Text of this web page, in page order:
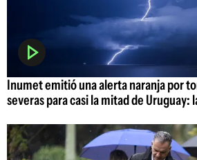
Inumet emitió una alerta naranja por
severas para casi la mitad de Uruguay: